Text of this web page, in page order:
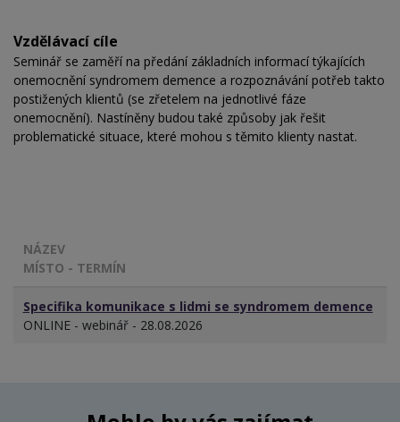
Vzdělávací cíle
Seminář se zaměří na předání základních informací týkajících
onemocnění syndromem demence a rozpoznávání potřeb takto
postižených klientů (se zřetelem na jednotlivé fáze
onemocnění). Nastíněny budou také způsoby jak řešit
problematické situace, které mohou s těmito klienty nastat.
NÁZEV
MÍSTO - TERMÍN
Specifika komunikace s lidmi se syndromem demence
ONLINE - webinář - 28.08.2026